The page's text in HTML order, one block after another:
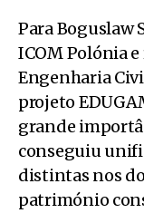
Para Boguslaw
ICOM Polónia
Engenharia
projeto
grande
conseguiu
distintas nos
património